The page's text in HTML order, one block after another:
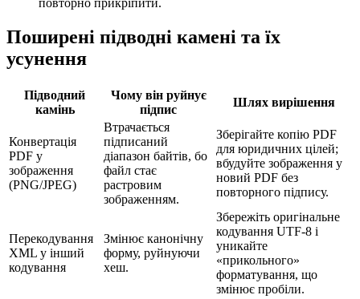
повторно прикріпити.
Поширені підводні камені та їх
усунення
Підводний
камінь
Чому він руйнує
підпис
Шлях вирішення
Конвертація
PDF у
зображення
(PNG/JPEG)
Втрачається
підписаний
діапазон байтів, бо
файл стає
растровим
зображенням.
Зберігайте копію PDF
для юридичних цілей;
вбудуйте зображення у
новий PDF без
повторного підпису.
Перекодування
XML у інший
кодування
Змінює канонічну
форму, руйнуючи
хеш.
Збережіть оригінальне
кодування UTF‑8 і
уникайте
«прикольного»
форматування, що
змінює пробіли.